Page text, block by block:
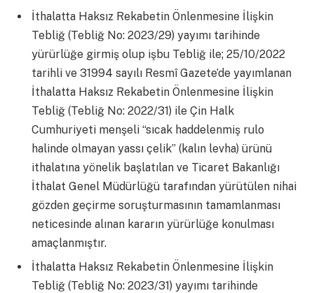
İthalatta Haksız Rekabetin Önlenmesine İlişkin
Tebliğ (Tebliğ No: 2023/29) yayımı tarihinde
yürürlüğe girmiş olup işbu Tebliğ ile; 25/10/2022
tarihli ve 31994 sayılı Resmî Gazete’de yayımlanan
İthalatta Haksız Rekabetin Önlenmesine İlişkin
Tebliğ (Tebliğ No: 2022/31) ile Çin Halk
Cumhuriyeti menşeli “sıcak haddelenmiş rulo
halinde olmayan yassı çelik” (kalın levha) ürünü
ithalatına yönelik başlatılan ve Ticaret Bakanlığı
İthalat Genel Müdürlüğü tarafından yürütülen nihai
gözden geçirme soruşturmasının tamamlanması
neticesinde alınan kararın yürürlüğe konulması
amaçlanmıştır.
İthalatta Haksız Rekabetin Önlenmesine İlişkin
Tebliğ (Tebliğ No: 2023/31) yayımı tarihinde